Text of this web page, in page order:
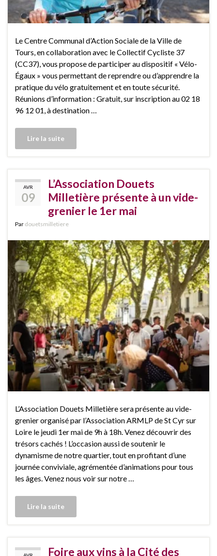
Le Centre Communal d’Action Sociale de la Ville de
Tours, en collaboration avec le Collectif Cycliste 37
(CC37), vous propose de participer au dispositif « Vélo-
Égaux » vous permettant de reprendre ou d’apprendre la
pratique du vélo gratuitement et en toute sécurité.
Réunions d’information : Gratuit, sur inscription au 02 18
96 12 01, à destination …
Lire la suite
AVR
09
L’Association Douets
Milletière présente à un vide-
grenier le 1er mai
Par douetsmilletiere
L’Association Douets Milletière sera présente au vide-
grenier organisé par l’Association ARMLP de St Cyr sur
Loire le jeudi 1er mai de 9h à 18h. Venez découvrir des
trésors cachés ! L’occasion aussi de soutenir le
dynamisme de notre quartier, tout en profitant d’une
journée conviviale, agrémentée d’animations pour tous
les âges. Venez nous voir sur notre …
Lire la suite
Foire aux vins à la Cité des